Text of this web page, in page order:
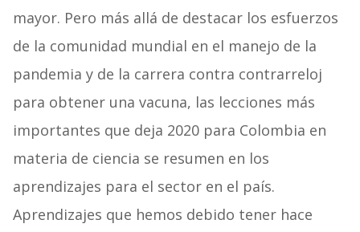
mayor. Pero más allá de destacar los esfuerzos
de la comunidad mundial en el manejo de la
pandemia y de la carrera contra contrarreloj
para obtener una vacuna, las lecciones más
importantes que deja 2020 para Colombia en
materia de ciencia se resumen en los
aprendizajes para el sector en el país.
Aprendizajes que hemos debido tener hace